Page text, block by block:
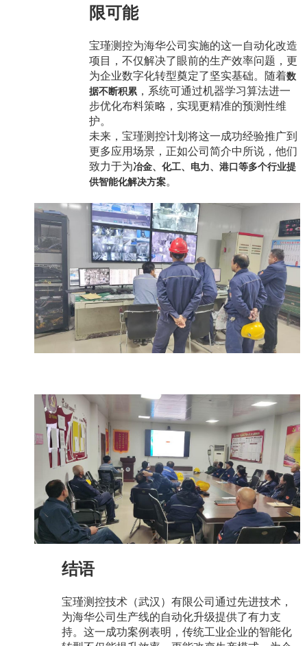
限可能
宝瑾测控为海华公司实施的这一自动化改造
项目，不仅解决了眼前的生产效率问题，更
为企业数字化转型奠定了坚实基础。随着数
据不断积累 ，系统可通过机器学习算法进一
步优化布料策略，实现更精准的预测性维
护。
未来，宝瑾测控计划将这一成功经验推广到
更多应用场景，正如公司简介中所说，他们
致力于为冶金、化工、电力、港口等多个行业提
供智能化解决方案。
结语
宝瑾测控技术（武汉）有限公司通过先进技术，
为海华公司生产线的自动化升级提供了有力支
持。这一成功案例表明，传统工业企业的智能化